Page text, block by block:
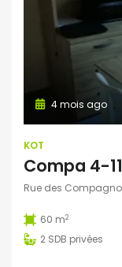
4 mois ago
KOT
Compa 4-11
Rue des
60 m2
2 SDB privées